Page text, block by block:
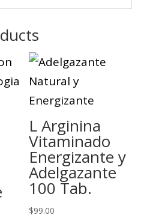
L Arginina
Vitaminado
Energizante y
Adelgazante
100 Tab.
$99.00